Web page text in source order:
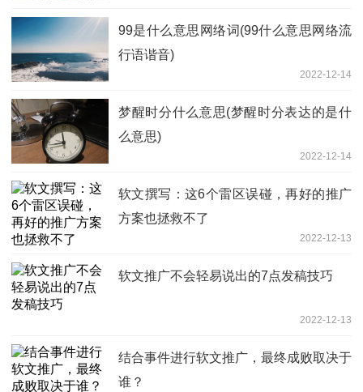
99是什么意思网络词(99什么意思网络流
行语谐音)
2022-12-14
梦醒时分什么意思(梦醒时分表达的是什
么意思)
2022-12-14
软文撰写：这6个雷区误碰，再好的推广
方案也拯救不了
2022-12-13
软文推广不会轻易说出的7点发稿技巧
2022-12-13
结合事件进行软文推广，最终成败取决于
谁？